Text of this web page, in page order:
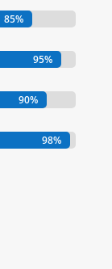
85%
85%
95%
95%
90%
90%
98%
98%